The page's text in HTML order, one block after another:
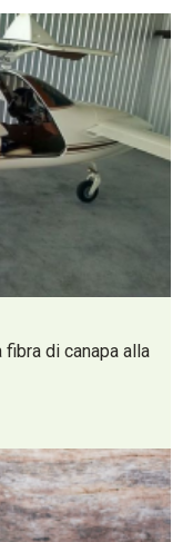
fibra di canapa alla